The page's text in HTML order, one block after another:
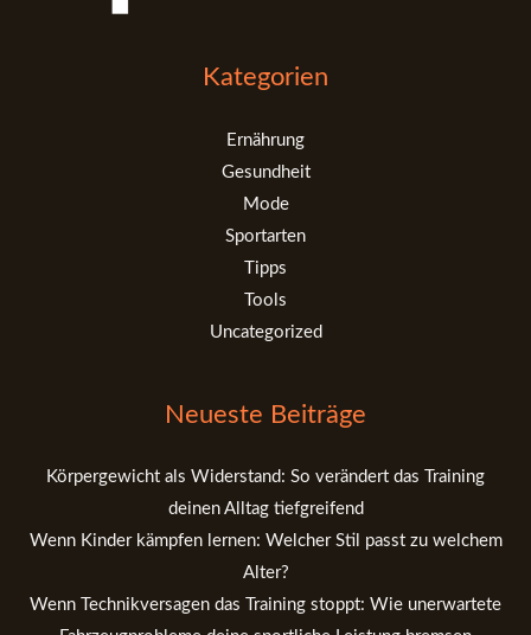
Kategorien
Ernährung
Gesundheit
Mode
Sportarten
Tipps
Tools
Uncategorized
Neueste Beiträge
Körpergewicht als Widerstand: So verändert das Training
deinen Alltag tiefgreifend
Wenn Kinder kämpfen lernen: Welcher Stil passt zu welchem
Alter?
Wenn Technikversagen das Training stoppt: Wie unerwartete